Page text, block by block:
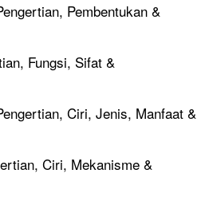
Pembentukan &
Fungsi, Sifat &
Ciri, Jenis, Manfaat &
Ciri, Mekanisme &